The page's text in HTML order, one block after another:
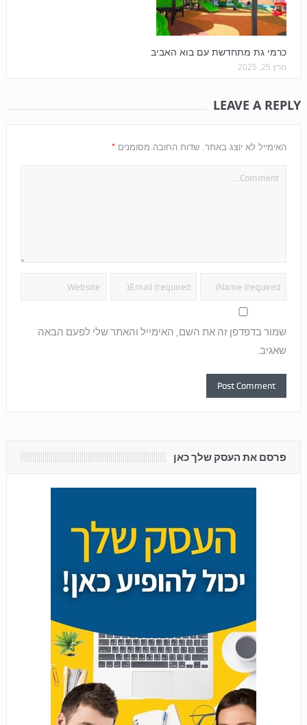
כרמי גת מתחדשת עם בוא האביב
מרץ 25, 2025
LEAVE A REPLY
האימייל לא יוצג באתר. שדות החובה מסומנים *
שמור בדפדפן זה את השם, האימייל והאתר שלי לפעם הבאה
שאגיב.
פרסם את העסק שלך כאן